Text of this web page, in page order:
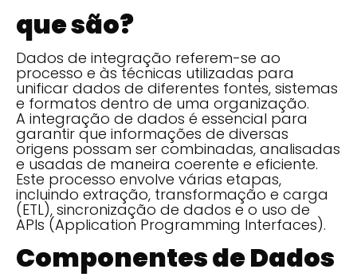
que são?
Dados de integração referem-se ao
processo e às técnicas utilizadas para
unificar dados de diferentes fontes, sistemas
e formatos dentro de uma organização.
A integração de dados é essencial para
garantir que informações de diversas
origens possam ser combinadas, analisadas
e usadas de maneira coerente e eficiente.
Este processo envolve várias etapas,
incluindo extração, transformação e carga
(ETL), sincronização de dados e o uso de
APIs (Application Programming Interfaces).
Componentes de Dados